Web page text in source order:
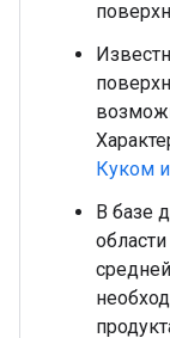
Куком
В базе